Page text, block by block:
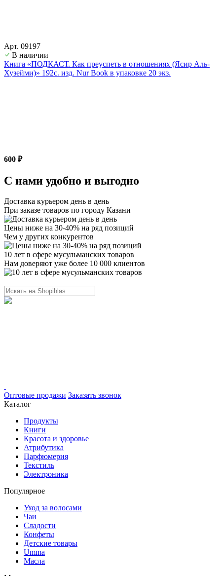
Арт. 09197
В наличии
Книга «ПОДКАСТ. Как преуспеть в отношениях (Ясир Аль-
Хузейми)» 192с. изд. Nur Book в упаковке 20 экз.
600 ₽
С нами удобно и выгодно
Доставка курьером день в день
При заказе товаров по городу Казани
Цены ниже на 30-40% на ряд позиций
Чем у других конкурентов
10 лет в сфере мусульманских товаров
Нам доверяют уже более 10 000 клиентов
Оптовые продажи Заказать звонок
Каталог
Продукты
Книги
Красота и здоровье
Атрибутика
Парфюмерия
Текстиль
Электроника
Популярное
Уход за волосами
Чаи
Сладости
Конфеты
Детские товары
Umma
Масла